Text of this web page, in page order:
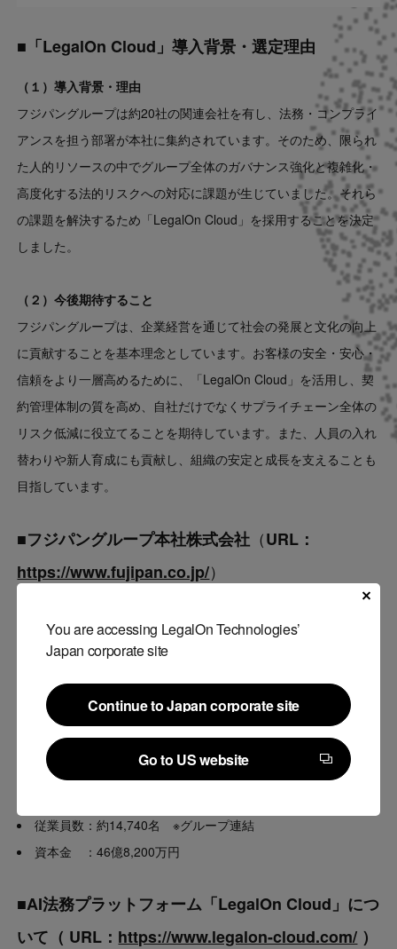
You are accessing LegalOn Technologies’
Japan corporate site
Continue to Japan corporate site
Continue to Japan corporate site
Go to US website
Go to US website
■「LegalOn Cloud」導入背景・選定理由
（１）導入背景・理由
フジパングループは約20社の関連会社を有し、法務・コンプライ
アンスを担う部署が本社に集約されています。そのため、限られ
た人的リソースの中でグループ全体のガバナンス強化と複雑化・
高度化する法的リスクへの対応に課題が生じていました。それら
の課題を解決するため「LegalOn Cloud」を採用することを決定
しました。
（２）今後期待すること
フジパングループは、企業経営を通じて社会の発展と文化の向上
に貢献することを基本理念としています。お客様の安全・安心・
信頼をより一層高めるために、「LegalOn Cloud」を活用し、契
約管理体制の質を高め、自社だけでなくサプライチェーン全体の
リスク低減に役立てることを期待しています。また、人員の入れ
替わりや新人育成にも貢献し、組織の安定と成長を支えることも
目指しています。
■フジパングループ本社株式会社 （URL：
https://www.fujipan.co.jp/）
代表者 ：代表取締役社長 安田 智彦
事業内容：グループ事業会社において、パン、和洋菓子の製
造と販売のほか物流、弁当・惣菜の製造販売、麺の製造、パン製
造直 売店の経営コンサルタント
本社 ：〒
467-0065 愛知県名古屋市瑞穂区松園町1丁目
50番地
従業員数：約14,740名 ※グループ連結
資本金 ：46億8,200万円
■AI法務プラットフォーム「LegalOn Cloud」につ
いて（ URL： https://www.legalon-cloud.com/ ）